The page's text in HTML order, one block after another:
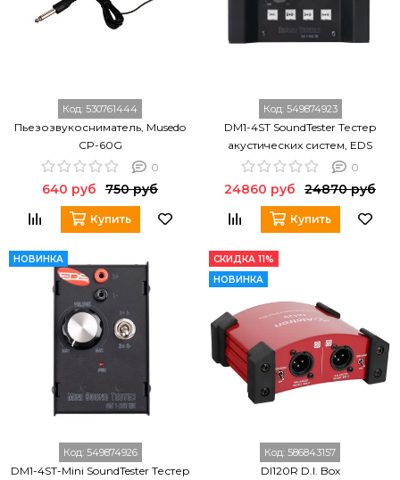
Код: 530761444
Пьезозвукосниматель, Musedo
CP-60G
0
640 руб 750 руб
Купить
Код: 549874923
DM1-4ST SoundTester Тестер
акустических систем, EDS
0
24860 руб 24870 руб
Купить
НОВИНКА
Код: 549874926
DM1-4ST-Mini SoundTester Тестер
СКИДКА 11%
НОВИНКА
Код: 586843157
DI120R D.I. Box